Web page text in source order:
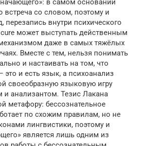
в самом основании
встреча со словом, поэтому и
перезапись внутри психического
может выступать действенным
даже в самых тяжёлых
Вместе с тем, нельзя понимать
и настаивать на том, что
это и есть язык, а психоанализ
своеобразную языковую игру
и анализантом. Тезис Лакана
метафору: бессознательное
по схожим правилам, но не
лингвистики, поэтому и
является лишь одним из